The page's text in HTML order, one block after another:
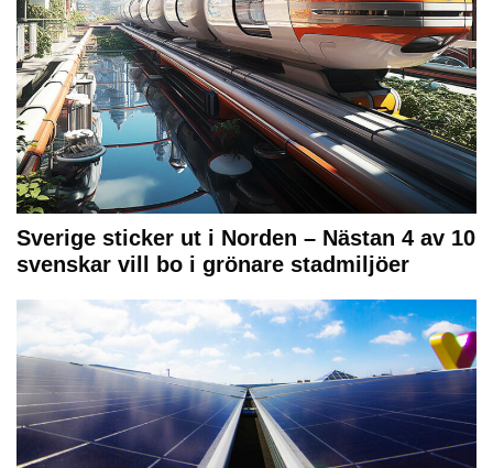
Sverige sticker ut i Norden – Nästan 4 av 10
svenskar vill bo i grönare stadmiljöer